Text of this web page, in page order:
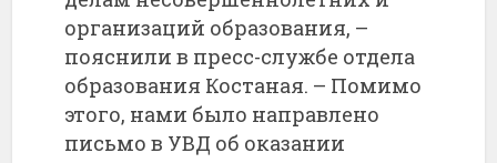
организаций образования, –
пояснили в пресс-службе отдела
образования Костаная. – Помимо
этого, нами было направлено
письмо в УВД об оказании